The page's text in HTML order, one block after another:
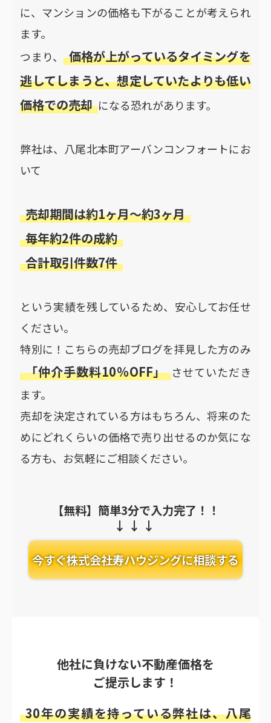
に、マンションの価格も下がることが考えられ
ます。
つまり、
価格が上がっているタイミングを
逃してしまうと、想定していたよりも低い
価格での売却 になる恐れがあります。
弊社は、八尾北本町アーバンコンフォートにお
いて
売却期間は約1ヶ月〜約3ヶ月
毎年約2件の成約
合計取引件数7件
という実績を残しているため、安心してお任せ
ください。
特別に！こちらの売却ブログを拝見した方のみ
「仲介手数料10％OFF」 させていただき
ます。
売却を決定されている方はもちろん、将来のた
めにどれくらいの価格で売り出せるのか気にな
る方も、お気軽にご相談ください。
【無料】簡単3分で入力完了！！
今すぐ株式会社寿ハウジングに相談する
他社に負けない不動産価格を
ご提示します！
30年の実績を持っている弊社は、八尾